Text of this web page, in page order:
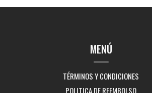
MENÚ
TÉRMINOS Y CONDICIONES
POLITICA DE REEMBOLSO